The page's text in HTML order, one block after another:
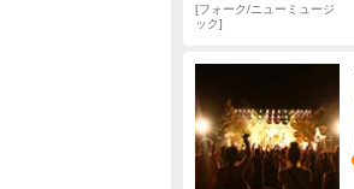
フォーク/ニューミュージ
ック